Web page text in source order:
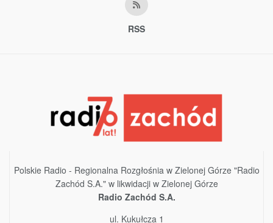
RSS
Polskie Radio - Regionalna Rozgłośnia w Zielonej Górze "Radio
Zachód S.A." w likwidacji w Zielonej Górze
Radio Zachód S.A.
ul. Kukułcza 1